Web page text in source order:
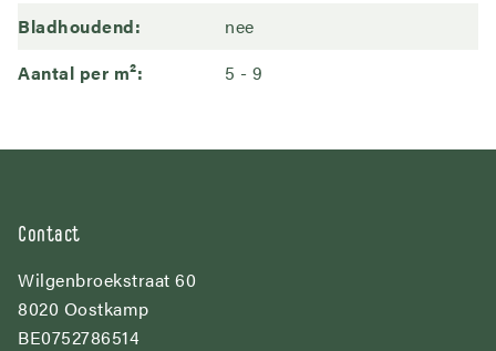
Bladhoudend
nee
Aantal per m²
5 9
Contact
Wilgenbroekstraat 60
8020 Oostkamp
BE0752786514